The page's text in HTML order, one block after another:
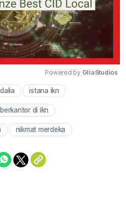
Powered by GliaStudios
istana ikn
di ikn
nikmat merdeka